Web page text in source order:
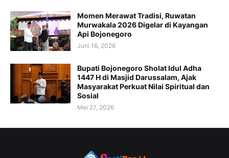
Momen Merawat Tradisi, Ruwatan
Murwakala 2026 Digelar di Kayangan
Api Bojonegoro
Juni 16, 2026
Bupati Bojonegoro Sholat Idul Adha
1447 H di Masjid Darussalam, Ajak
Masyarakat Perkuat Nilai Spiritual dan
Sosial
Mei 27, 2026